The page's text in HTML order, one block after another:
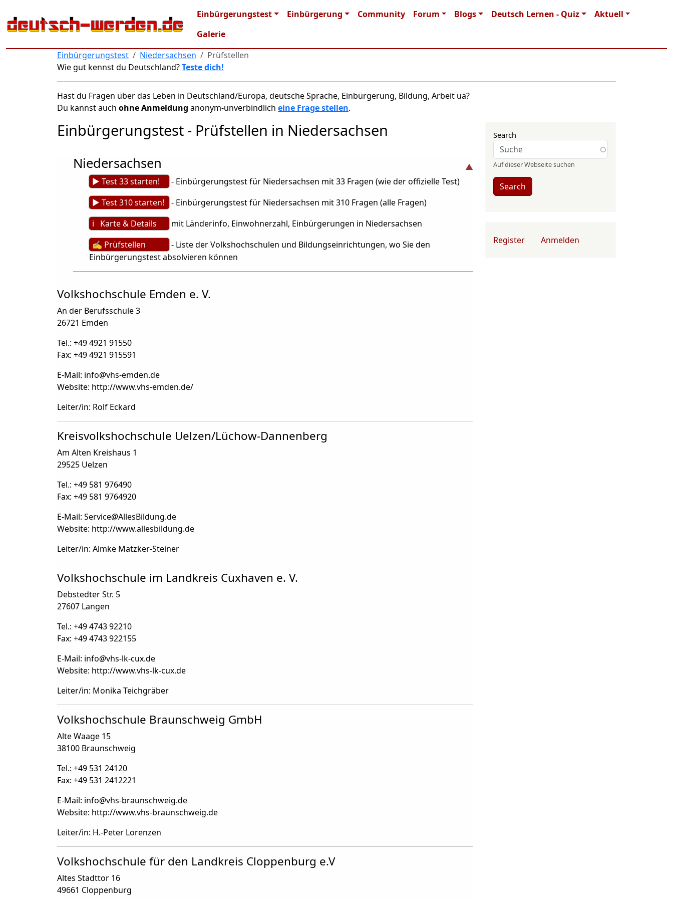
Main navigation
Einbürgerungstest Einbürgerung Community Forum Blogs Deutsch Lernen - Quiz
Aktuell
Galerie
Einbürgerungstest
Niedersachsen
Prüfstellen
Wie gut kennst du Deutschland?Teste dich!
Hast du Fragen über das Leben in Deutschland/Europa, deutsche Sprache, Einbürgerung, Bildung, Arbeit uä?
Du kannst auch ohne Anmeldung anonym-unverbindlich eine Frage stellen.
Einbürgerungstest - Prüfstellen in Niedersachsen
Niedersachsen
► Test 33 starten!
- Einbürgerungstest für Niedersachsen mit 33 Fragen (wie der offizielle Test)
► Test 310 starten!
- Einbürgerungstest für Niedersachsen mit 310 Fragen (alle Fragen)
ℹ Karte & Details
mit Länderinfo, Einwohnerzahl, Einbürgerungen in Niedersachsen
✍ Prüfstellen
- Liste der Volkshochschulen und Bildungseinrichtungen, wo Sie den
Einbürgerungstest absolvieren können
Volkshochschule Emden e. V.
An der Berufsschule 3
26721 Emden
Tel.: +49 4921 91550
Fax: +49 4921 915591
E-Mail: info@vhs-emden.de
Website: http://www.vhs-emden.de/
Leiter/in: Rolf Eckard
Kreisvolkshochschule Uelzen/Lüchow-Dannenberg
Am Alten Kreishaus 1
29525 Uelzen
Tel.: +49 581 976490
Fax: +49 581 9764920
E-Mail: Service@AllesBildung.de
Website: http://www.allesbildung.de
Leiter/in: Almke Matzker-Steiner
Volkshochschule im Landkreis Cuxhaven e. V.
Debstedter Str. 5
27607 Langen
Tel.: +49 4743 92210
Fax: +49 4743 922155
E-Mail: info@vhs-lk-cux.de
Website: http://www.vhs-lk-cux.de
Leiter/in: Monika Teichgräber
Volkshochschule Braunschweig GmbH
Alte Waage 15
38100 Braunschweig
Tel.: +49 531 24120
Fax: +49 531 2412221
E-Mail: info@vhs-braunschweig.de
Website: http://www.vhs-braunschweig.de
Leiter/in: H.-Peter Lorenzen
Volkshochschule für den Landkreis Cloppenburg e.V
Altes Stadttor 16
49661 Cloppenburg
Search
Auf dieser Webseite suchen
Search
User account menu
Register Anmelden